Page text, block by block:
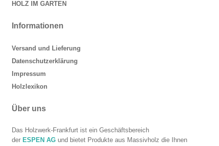
HOLZ IM GARTEN
Informationen
Versand und Lieferung
Datenschutzerklärung
Impressum
Holzlexikon
Über uns
Das Holzwerk-Frankfurt ist ein Geschäftsbereich
der ESPEN AG und bietet Produkte aus Massivholz die Ihnen